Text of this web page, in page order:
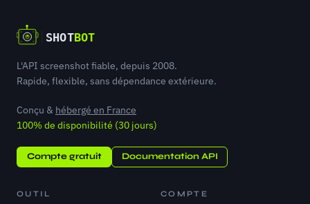
L'API screenshot fiable, depuis 2008.
Rapide, flexible, sans dépendance extérieure.
Conçu & hébergé en France
100% de disponibilité (30 jours)
Compte gratuit Documentation API
OUTIL COMPTE